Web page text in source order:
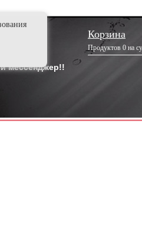
Корзина
Продуктов 0 на
мессенджер!!